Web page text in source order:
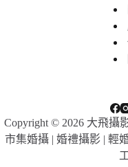
Copyright © 2026 大飛攝
市集婚攝 | 婚禮攝影 | 輕